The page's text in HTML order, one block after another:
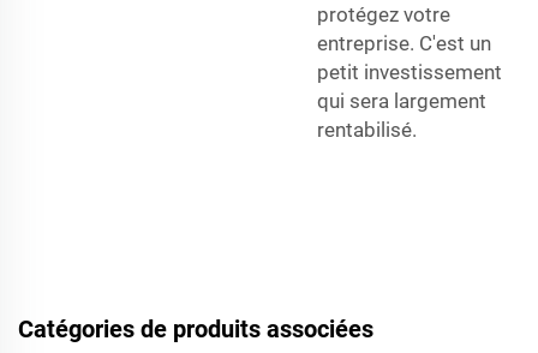
protégez votre
entreprise. C'est un
petit investissement
qui sera largement
rentabilisé.
Catégories de produits associées